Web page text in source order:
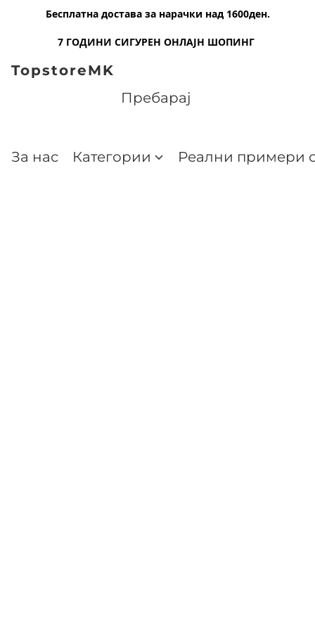
Бесплатна достава за нарачки над 1600ден.
7 ГОДИНИ СИГУРЕН ОНЛАЈН ШОПИНГ
TopstoreMK
За нас Категории Реални примери